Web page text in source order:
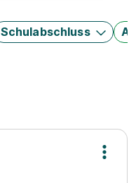
Schulabschluss